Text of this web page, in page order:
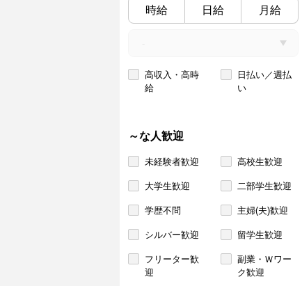
時給 日給 月給
高収入・高時
給
日払い／週払
い
～な人歓迎
未経験者歓迎 高校生歓迎
大学生歓迎 二部学生歓迎
学歴不問 主婦(夫)歓迎
シルバー歓迎 留学生歓迎
フリーター歓
迎
副業・Ｗワー
ク歓迎